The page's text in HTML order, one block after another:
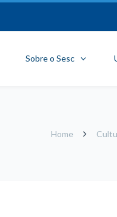
Sobre o Sesc
Home